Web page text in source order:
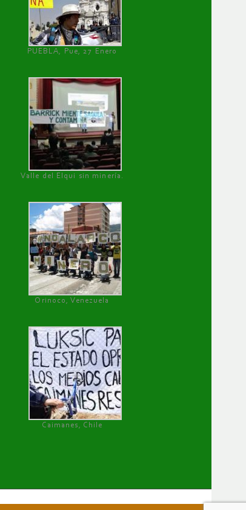
PUEBLA, Pue, 27 Enero
Valle del Elqui sin minería.
Orinoco, Venezuela
Caimanes, Chile